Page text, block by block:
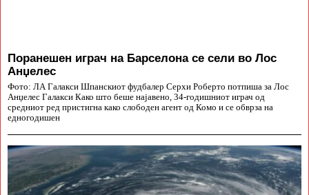
Поранешен играч на Барселона се сели во Лос
Анџелес
Фото: ЛА Галакси Шпанскиот фудбалер Серхи Роберто потпиша за Лос
Анџелес Галакси Како што беше најавено, 34-годишниот играч од
средниот ред пристигна како слободен агент од Комо и се обврза на
едногодишен